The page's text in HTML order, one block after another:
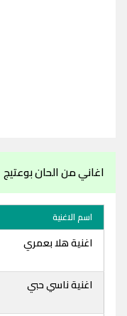
اغاني من الحان بوعتيج
اسم الاغنية
اغنية هلا بعمري
اغنية ناسي حبي